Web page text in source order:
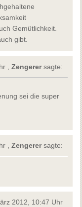
Gemütlichkeit.
gibt.
,Zengerersagte:
sei die super
,Zengerersagte:
2012, 10:47 Uhr